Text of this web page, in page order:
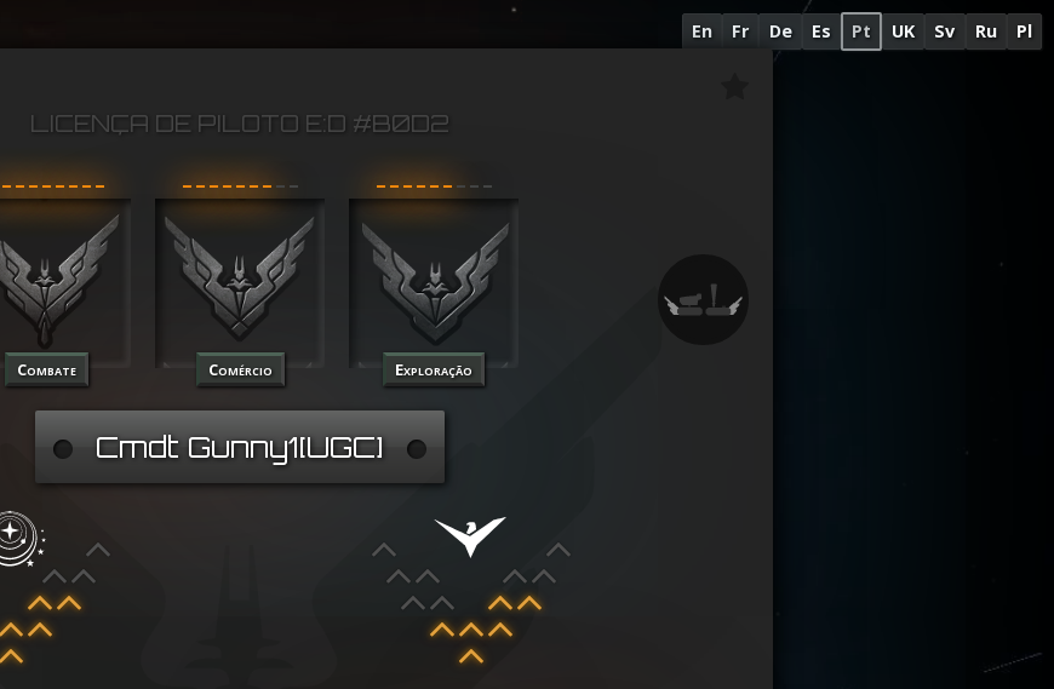
En Fr De Es Pt UK Sv Ru Pl
LICENÇA DE PILOTO E:D #B0D2
Combate Comércio Exploração
Cmdt Gunny1[UGC]